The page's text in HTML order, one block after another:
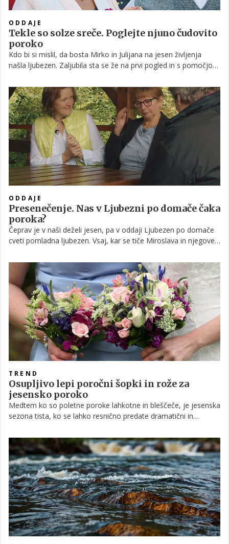
ODDAJE
Tekle so solze sreče. Poglejte njuno čudovito
poroko
Kdo bi si mislil, da bosta Mirko in Julijana na jesen življenja
našla ljubezen. Zaljubila sta se že na prvi pogled in s pomočjo
poroko. Poglejte si ganljivi trenutek, kjer sta pred Tanjo in
pričami rekla večni da.
ODDAJE
Presenečenje. Nas v Ljubezni po domače čaka
poroka?
Čeprav je v naši deželi jesen, pa v oddaji Ljubezen po domače
cveti pomladna ljubezen. Vsaj, kar se tiče Miroslava in njegove
Danico odpotujeta na morje, kjer pa ju pričaka veliko
presenečenje.
TREND
Osupljivo lepi poročni šopki in rože za
jesensko poroko
Medtem ko so poletne poroke lahkotne in bleščeče, je jesenska
sezona tista, ko se lahko resnično predate dramatični in